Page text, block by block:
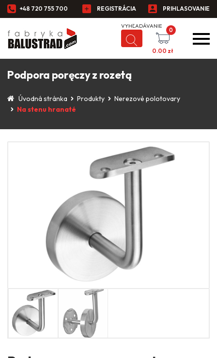
+48 720 755 700 REGISTRÁCIA PRIHLASOVANIE
0
0.00 zł
Podpora poręczy z rozetą
Úvodná stránka Produkty
Nerezové polotovary
Na stenu hranaté